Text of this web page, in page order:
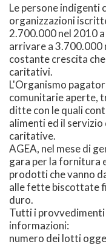
Le persone indigenti
organizzazioni
2.700.000 nel 2010
arrivare a 3.700.000
costante crescita
caritativi.
L'Organismo
comunitarie aperte,
ditte con le quali
alimenti ed il
caritative.
AGEA, nel mese di
gara per la fornitura
prodotti che vanno
alle fette biscottate
duro.
Tutti i
informazioni:
numero dei lotti